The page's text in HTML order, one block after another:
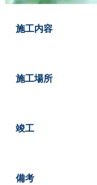
施工内容
施工場所
竣工
備考